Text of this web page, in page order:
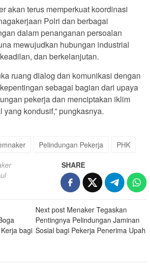
akan terus memperkuat koordinasi
Polri dan berbagai
dalam penanganan persoalan
mewujudkan hubungan industrial
dan berkelanjutan.
ruang dialog dan komunikasi dengan
sebagai bagian dari upaya
pekerja dan menciptakan iklim
kondusif,” pungkasnya.
Pelindungan Pekerja PHK
SHARE
bagi
Next post Menaker Tegaskan
Pentingnya Pelindungan Jaminan
Sosial bagi Pekerja Penerima Upah